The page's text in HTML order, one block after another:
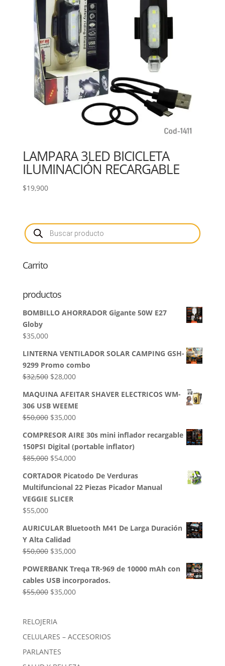
LAMPARA 3LED BICICLETA
ILUMINACIÓN RECARGABLE
$19,900
Búsqueda
de
productos
Carrito
productos
BOMBILLO AHORRADOR Gigante 50W E27
Globy
$35,000
LINTERNA VENTILADOR SOLAR CAMPING GSH-
9299 Promo combo
$32,500 El
original
era:
$32,500.
$28,000El
actual
es:
$28,000.
MAQUINA AFEITAR SHAVER ELECTRICOS WM-
306 USB WEEME
$50,000 El
original
era:
$50,000.
$35,000El
actual
es:
$35,000.
COMPRESOR AIRE 30s mini inflador recargable
150PSI Digital (portable inflator)
$85,000 El
original
era:
$85,000.
$54,000El
actual
es:
CORTADOR Picatodo De Verduras
Multifuncional 22 Piezas Picador Manual
VEGGIE SLICER
$55,000
AURICULAR Bluetooth M41 De Larga Duración
Y Alta Calidad
$50,000 El
original
era:
$50,000.
$35,000El
actual
es:
$35,000.
POWERBANK Treqa TR-969 de 10000 mAh con
cables USB incorporados.
$55,000 El
era:
$55,000.
$35,000El
$35,000.
RELOJERIA
CELULARES – ACCESORIOS
PARLANTES